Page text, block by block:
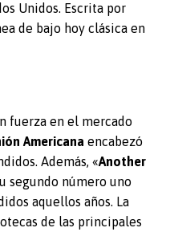
Unidos. Escrita por
de bajo hoy clásica en
fuerza en el mercado
Americana encabezó
Además, «Another
segundo número uno
aquellos años. La
de las principales